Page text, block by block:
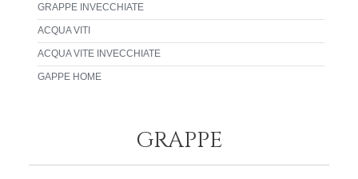
GRAPPE INVECCHIATE
ACQUA VITI
ACQUA VITE INVECCHIATE
GAPPE HOME
GRAPPE